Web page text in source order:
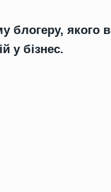
блогеру, якого
у бізнес.